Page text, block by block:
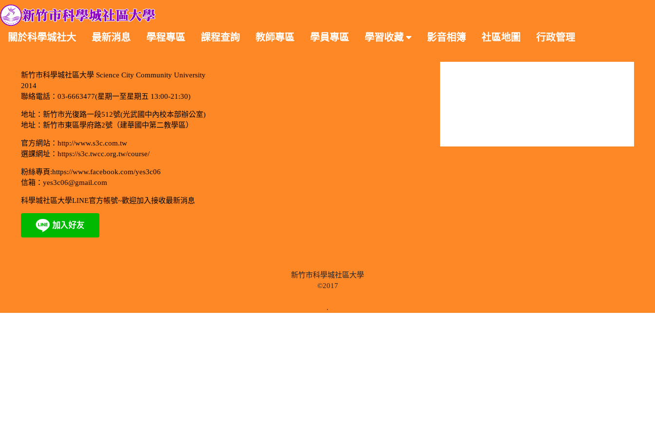
關於科學城社大 最新消息 學程專區 課程查詢 教師專區 學員專區 學習收藏 影音相簿 社區地圖 行政管理
新竹市科學城社區大學 Science City Community University
2014
聯絡電話：03-6663477(星期一至星期五 13:00-21:30)
地址：新竹市光復路一段512號(光武國中內校本部辦公室)
地址：新竹市東區學府路2號（建華國中第二教學區）
官方網站：http://www.s3c.com.tw
選課網址：https://s3c.twcc.org.tw/course/
粉絲專頁:https://www.facebook.com/yes3c06
信箱：yes3c06@gmail.com
科學城社區大學LINE官方帳號~歡迎加入接收最新消息
新竹市科學城社區大學
©2017
.